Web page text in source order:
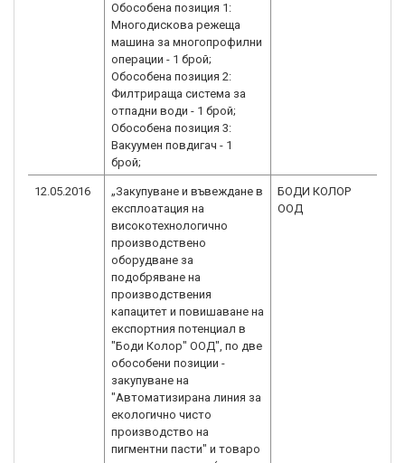
Обособена позиция 1:
Многодискова режеща
машина за многопрофилни
операции - 1 брой;
Обособена позиция 2:
Филтрираща система за
отпадни води - 1 брой;
Обособена позиция 3:
Вакуумен повдигач - 1
брой;
12.05.2016
„Закупуване и въвеждане в
експлоатация на
високотехнологично
производствено
оборудване за
подобряване на
производствения
капацитет и повишаване на
експортния потенциал в
"Боди Колор" ООД", по две
обособени позиции -
закупуване на
"Автоматизирана линия за
екологично чисто
производство на
пигментни пасти" и товаро
БОДИ КОЛОР
ООД